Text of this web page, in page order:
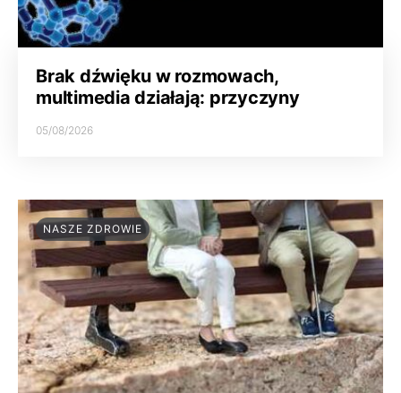
Brak dźwięku w rozmowach,
multimedia działają: przyczyny
05/08/2026
NASZE ZDROWIE